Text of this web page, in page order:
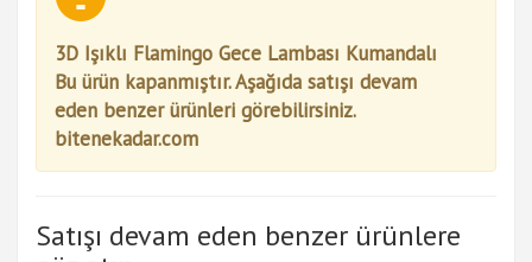
3D Işıklı Flamingo Gece Lambası Kumandalı
Bu ürün kapanmıştır. Aşağıda satışı devam
eden benzer ürünleri görebilirsiniz.
bitenekadar.com
Satışı devam eden benzer ürünlere